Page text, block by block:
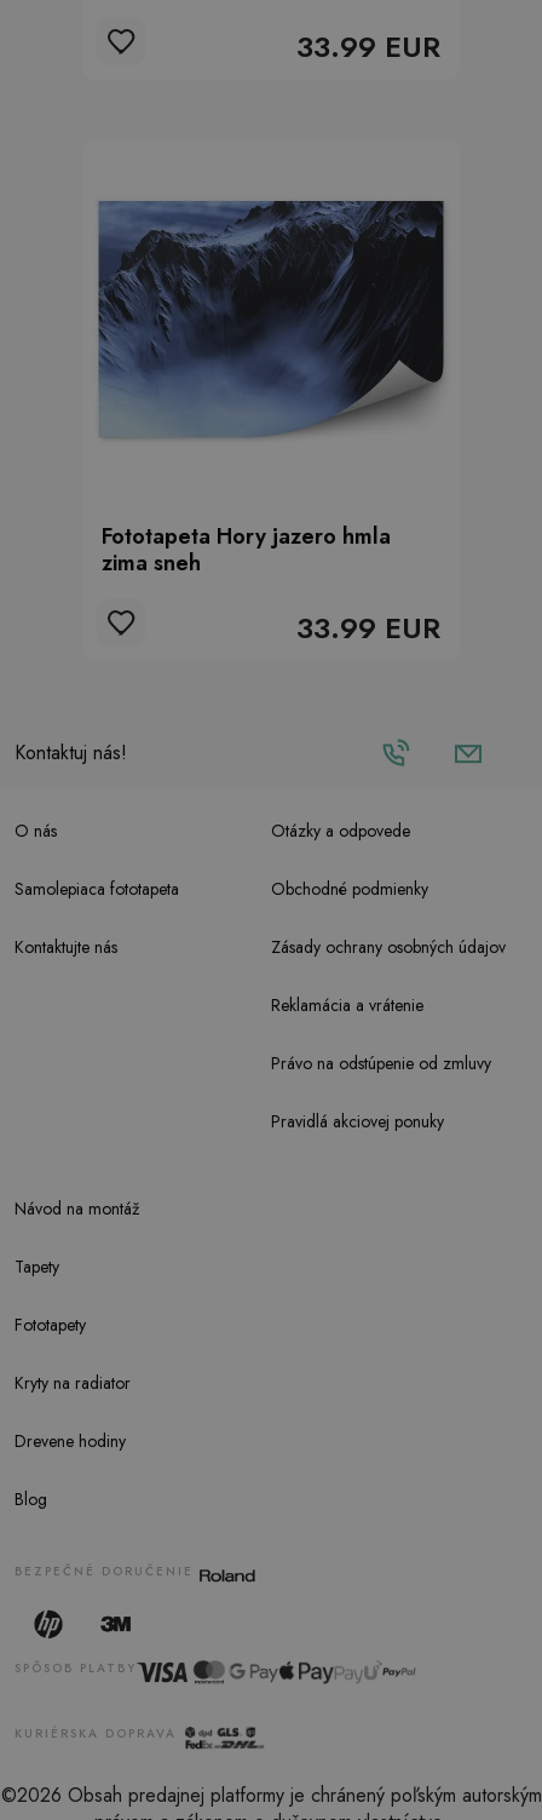
33.99 EUR
Fototapeta Hory jazero hmla
zima sneh
33.99 EUR
Kontaktuj nás!
O nás
Samolepiaca fototapeta
Kontaktujte nás
Návod na montáž
Tapety
Fototapety
Kryty na radiator
Drevene hodiny
Blog
Otázky a odpovede
Obchodné podmienky
Zásady ochrany osobných údajov
Reklamácia a vrátenie
Právo na odstúpenie od zmluvy
Pravidlá akciovej ponuky
BEZPEČNÉ DORUČENIE
KURIÉRSKA DOPRAVA
SPÔSOB PLATBY
©2026 Obsah predajnej platformy je chránený poľským autorským